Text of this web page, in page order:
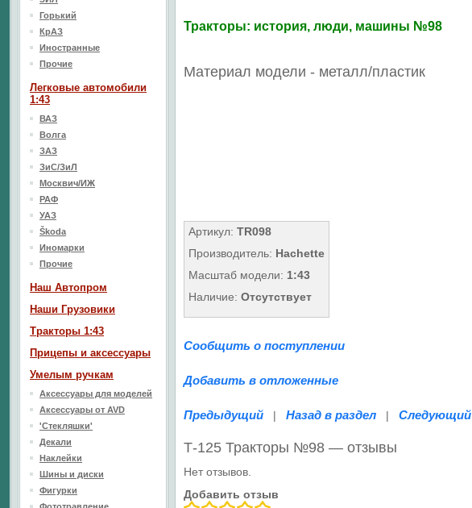
Тракторы: история, люди, машины №98
Материал модели - металл/пластик
Артикул: TR098
Производитель: Hachette
Масштаб модели: 1:43
Наличие: Отсутствует
Сообщить о поступлении
Добавить в отложенные
Предыдущий | Назад в раздел | Следующий
Т-125 Тракторы №98 — отзывы
Нет отзывов.
Добавить отзыв
Горький
КрАЗ
Иностранные
Прочие
Легковые автомобили
1:43
ВАЗ
Волга
ЗАЗ
ЗиС/ЗиЛ
Москвич/ИЖ
РАФ
УАЗ
Škoda
Иномарки
Прочие
Наш Aвтопром
Наши Грузовики
Тракторы 1:43
Прицепы и аксессуары
Умелым ручкам
Аксессуары для моделей
Аксессуары от AVD
'Стекляшки'
Декали
Наклейки
Шины и диски
Фигурки